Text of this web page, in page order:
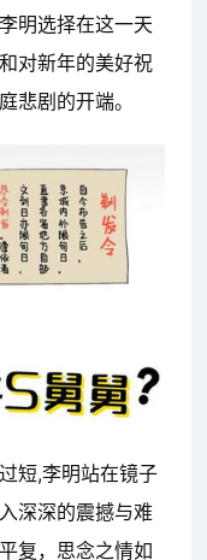
明选择在这一天
对新年的美好祝
悲剧的开端。
短,李明站在镜子
深深的震撼与难
复，思念之情如